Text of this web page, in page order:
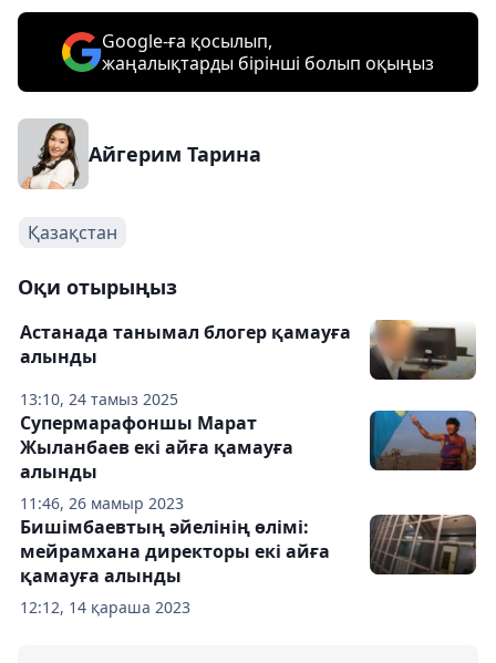
Google-ға қосылып,
жаңалықтарды бірінші болып оқыңыз
Айгерим Тарина
Қазақстан
Оқи отырыңыз
13:10, 24 тамыз 2025
Астанада танымал блогер қамауға
алынды
11:46, 26 мамыр 2023
Супермарафоншы Марат
Жыланбаев екі айға қамауға
алынды
12:12, 14 қараша 2023
Бишімбаевтың әйелінің өлімі:
мейрамхана директоры екі айға
қамауға алынды